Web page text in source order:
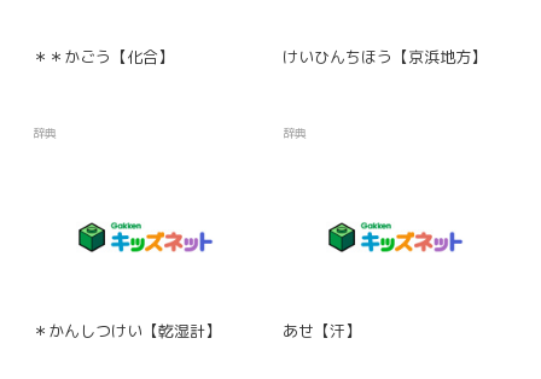
＊＊かごう【化合】
辞典
けいひんちほう【京浜地方】
辞典
＊かんしつけい【乾湿計】 あせ【汗】